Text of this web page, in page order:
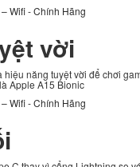
vời
năng tuyệt vời để chơi
Apple A15 Bionic